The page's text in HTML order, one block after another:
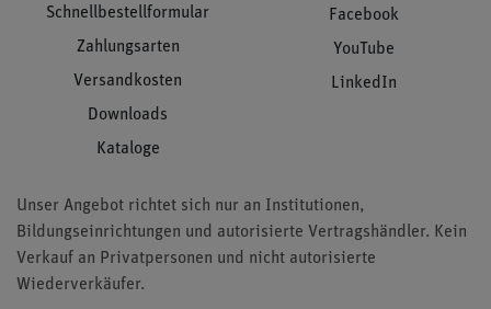
Schnellbestellformular
Zahlungsarten
Versandkosten
Downloads
Kataloge
Facebook
YouTube
LinkedIn
Unser Angebot richtet sich nur an Institutionen,
Bildungseinrichtungen und autorisierte Vertragshändler. Kein
Verkauf an Privatpersonen und nicht autorisierte
Wiederverkäufer.